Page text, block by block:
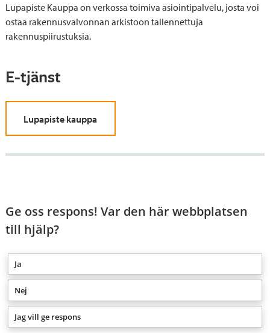
Lupapiste Kauppa on verkossa toimiva asiointipalvelu, josta voi
ostaa rakennusvalvonnan arkistoon tallennettuja
rakennuspiirustuksia.
E-tjänst
Lupapiste kauppa
Ge oss respons! Var den här webbplatsen
till hjälp?
Ja
Nej
Jag vill ge respons